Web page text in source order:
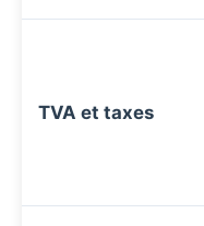
TVA et taxes